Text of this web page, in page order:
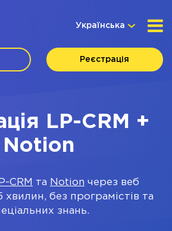
Українська
Реєстрація
LP-CRM +
Notion
CRM та Notion через веб
хвилин, без програмістів та
знань.